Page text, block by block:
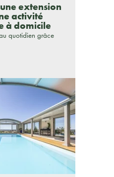
extension
activité
à domicile
quotidien grâce